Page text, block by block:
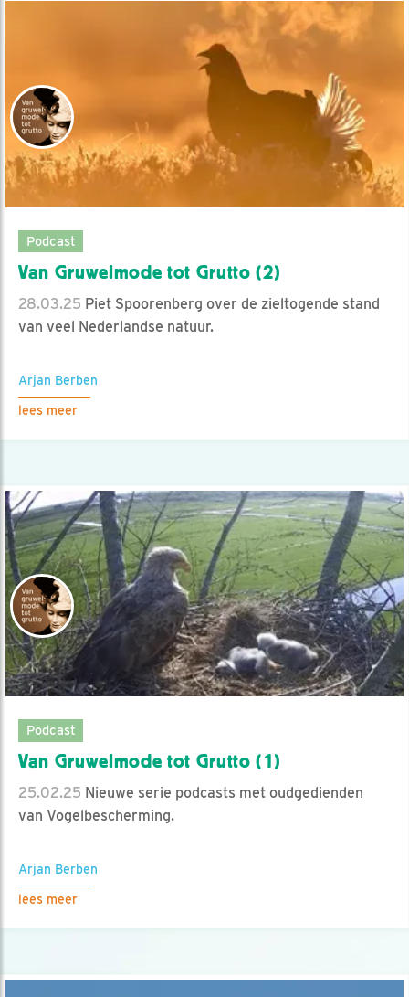
Podcast
Van Gruwelmode tot Grutto (2)
28.03.25 Piet Spoorenberg over de zieltogende stand
van veel Nederlandse natuur.
Arjan Berben
lees meer
Podcast
Van Gruwelmode tot Grutto (1)
25.02.25 Nieuwe serie podcasts met oudgedienden
van Vogelbescherming.
Arjan Berben
lees meer